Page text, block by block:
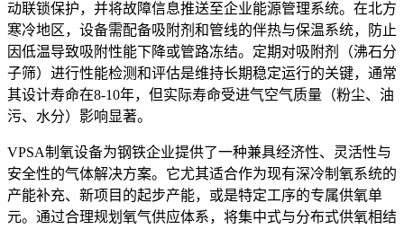
动联锁保护，并将故障信息推送至企业能源管理系统。在北方
寒冷地区，设备需配备吸附剂和管线的伴热与保温系统，防止
因低温导致吸附性能下降或管路冻结。定期对吸附剂（沸石分
子筛）进行性能检测和评估是维持长期稳定运行的关键，通常
其设计寿命在8-10年，但实际寿命受进气空气质量（粉尘、油
污、水分）影响显著。
VPSA制氧设备为钢铁企业提供了一种兼具经济性、灵活性与
安全性的气体解决方案。它尤其适合作为现有深冷制氧系统的
产能补充、新项目的起步产能，或是特定工序的专属供氧单
元。通过合理规划氧气供应体系，将集中式与分布式供氧相结